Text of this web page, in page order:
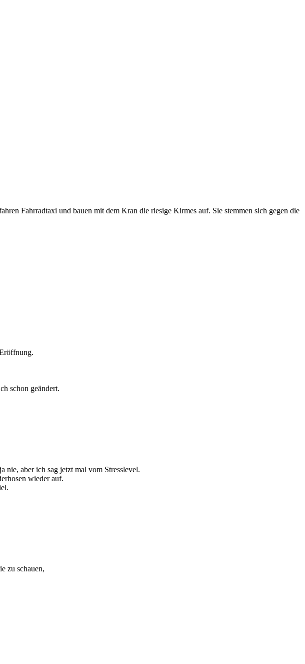
Fahrradtaxi und bauen mit dem Kran die riesige Kirmes auf. Sie stemmen sich gegen die
schon geändert.
nie, aber ich sag jetzt mal vom Stresslevel.
wieder auf.
zu schauen,